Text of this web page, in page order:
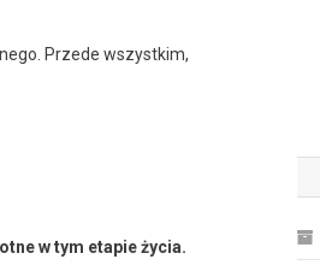
Przede wszystkim,
w tym etapie życia.